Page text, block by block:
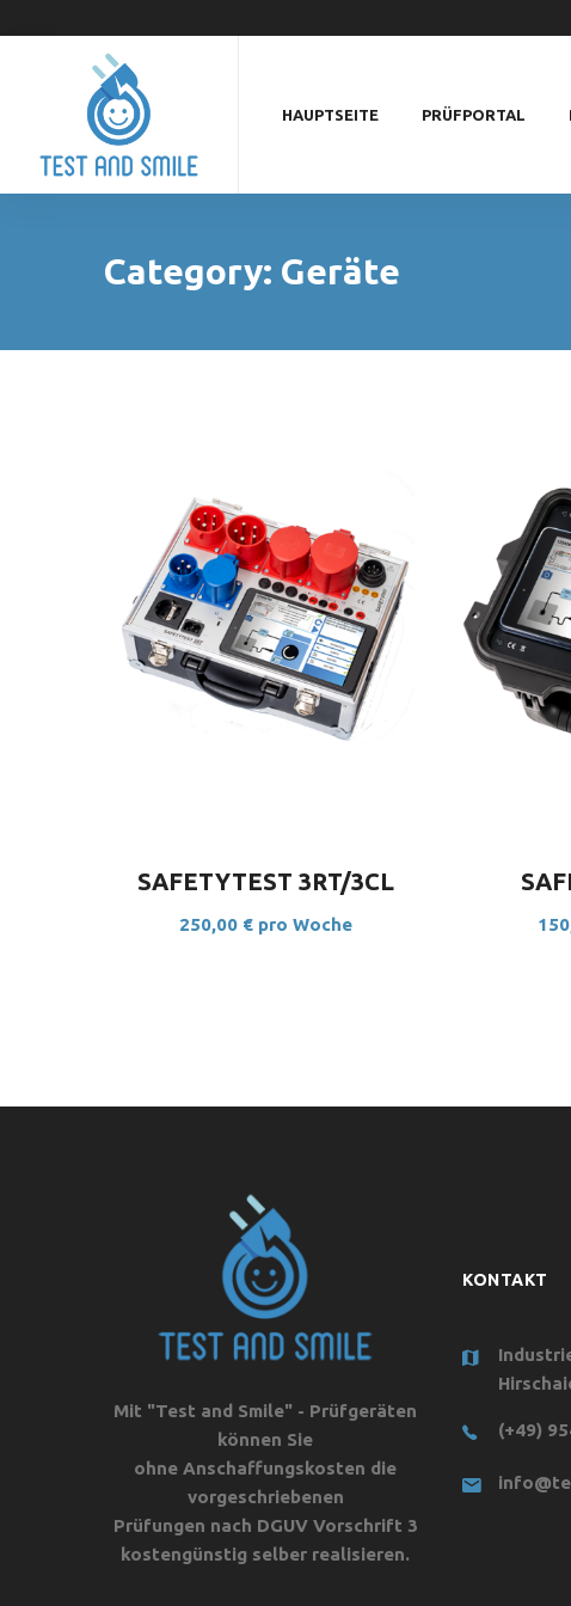
HAUPTSEITE PRÜFPORTAL
Category: Geräte
SAFETYTEST 3RT/3CL
250,00 €pro Woche
Mit "Test and Smile" - Prüfgeräten
können Sie
ohne Anschaffungskosten die
vorgeschriebenen
Prüfungen nach DGUV Vorschrift 3
kostengünstig selber realisieren.
KONTAKT
(+49)